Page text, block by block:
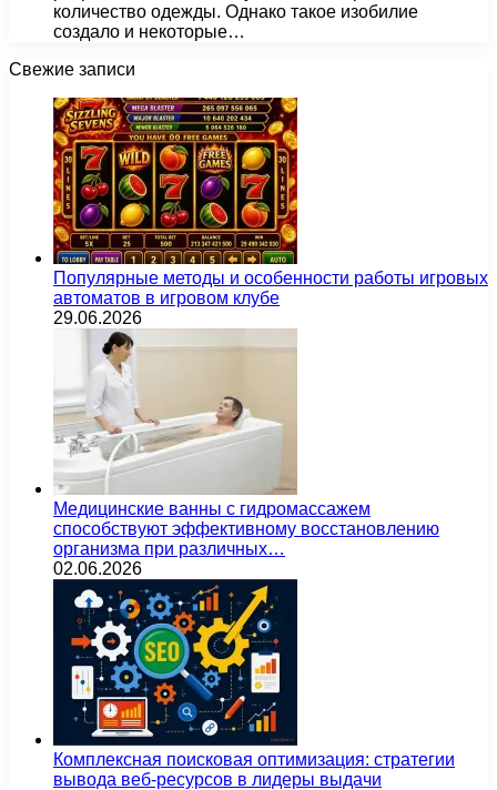
количество одежды. Однако такое изобилие
создало и некоторые…
Свежие записи
Популярные методы и особенности работы игровых
автоматов в игровом клубе
29.06.2026
Медицинские ванны с гидромассажем
способствуют эффективному восстановлению
организма при различных…
02.06.2026
Комплексная поисковая оптимизация: стратегии
вывода веб-ресурсов в лидеры выдачи